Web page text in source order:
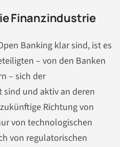
Finanzindustrie
Banking klar sind, ist es
– von den Banken
– sich der
und aktiv an deren
Richtung von
von technologischen
von regulatorischen